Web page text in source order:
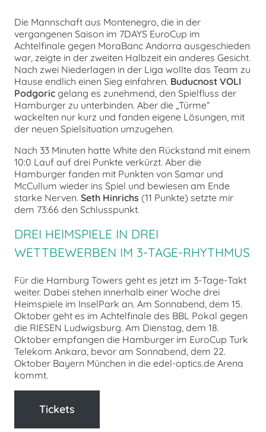
Die Mannschaft aus Montenegro, die in der
vergangenen Saison im 7DAYS EuroCup im
Achtelfinale gegen MoraBanc Andorra ausgeschieden
war, zeigte in der zweiten Halbzeit ein anderes Gesicht.
Nach zwei Niederlagen in der Liga wollte das Team zu
Hause endlich einen Sieg einfahren. Buducnost VOLI
Podgoric gelang es zunehmend, den Spielfluss der
Hamburger zu unterbinden. Aber die „Türme“
wackelten nur kurz und fanden eigene Lösungen, mit
der neuen Spielsituation umzugehen.
Nach 33 Minuten hatte White den Rückstand mit einem
10:0 Lauf auf drei Punkte verkürzt. Aber die
Hamburger fanden mit Punkten von Samar und
McCullum wieder ins Spiel und bewiesen am Ende
starke Nerven. Seth Hinrichs (11 Punkte) setzte mir
dem 73:66 den Schlusspunkt.
DREI HEIMSPIELE IN DREI
WETTBEWERBEN IM 3-TAGE-RHYTHMUS
Für die Hamburg Towers geht es jetzt im 3-Tage-Takt
weiter. Dabei stehen innerhalb einer Woche drei
Heimspiele im InselPark an. Am Sonnabend, dem 15.
Oktober geht es im Achtelfinale des BBL Pokal gegen
die RIESEN Ludwigsburg. Am Dienstag, dem 18.
Oktober empfangen die Hamburger im EuroCup Turk
Telekom Ankara, bevor am Sonnabend, dem 22.
Oktober Bayern München in die edel-optics.de Arena
kommt.
Tickets